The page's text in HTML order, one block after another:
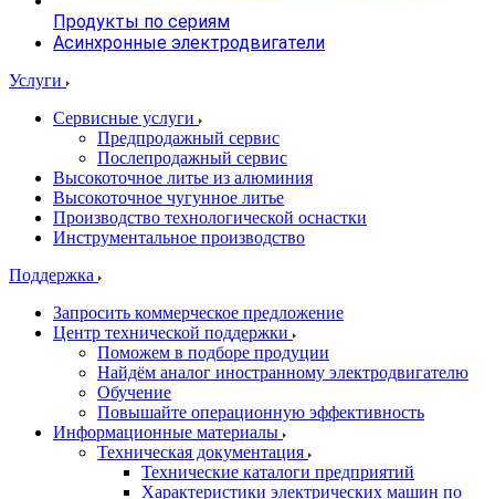
Продукты по сериям
Асинхронные электродвигатели
Услуги
Сервисные услуги
Предпродажный сервис
Послепродажный сервис
Высокоточное литье из алюминия
Высокоточное чугунное литье
Производство технологической оснастки
Инструментальное производство
Поддержка
Запросить коммерческое предложение
Центр технической поддержки
Поможем в подборе продуции
Найдём аналог иностранному электродвигателю
Обучение
Повышайте операционную эффективность
Информационные материалы
Техническая документация
Технические каталоги предприятий
Характеристики электрических машин по